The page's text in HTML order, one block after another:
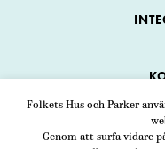
Folkets Hus och Parker
Genom att surfa vidare